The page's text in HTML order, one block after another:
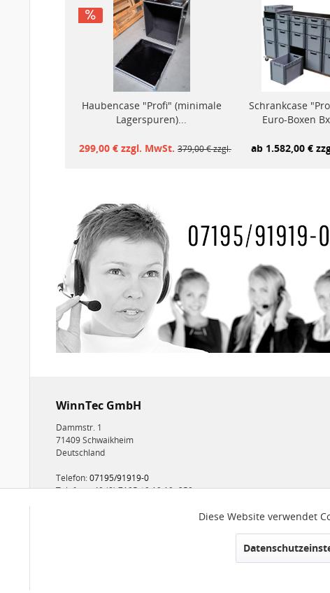
Haubencase "Profi" (minimale
Lagerspuren)...
299,00 € zzgl. MwSt. 379,00 € zzgl. MwSt.
Schrankcase
Euro-Boxen
ab 1.582,00 €
WinnTec GmbH
Dammstr. 1
71409 Schwaikheim
Deutschland
Telefon:07195/91919-0
Telefax: +49 (0) 7195 / 9 19 19 -250
Diese Website verwendet